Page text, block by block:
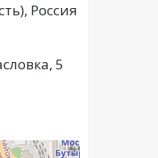
Россия
5